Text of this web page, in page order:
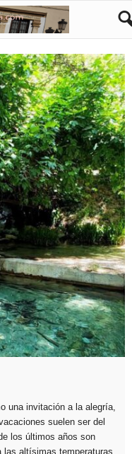
una invitación a la alegría,
suelen ser del
los últimos años son
las altísimas temperaturas